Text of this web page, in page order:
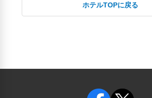
清水魚市場 河岸の市(35.25km)
ホテルTOPに戻る